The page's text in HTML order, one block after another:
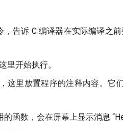
，告诉 C 编译器在实际编译之
里开始执行。
这里放置程序的注释内容。它
的函数，会在屏幕上显示消息